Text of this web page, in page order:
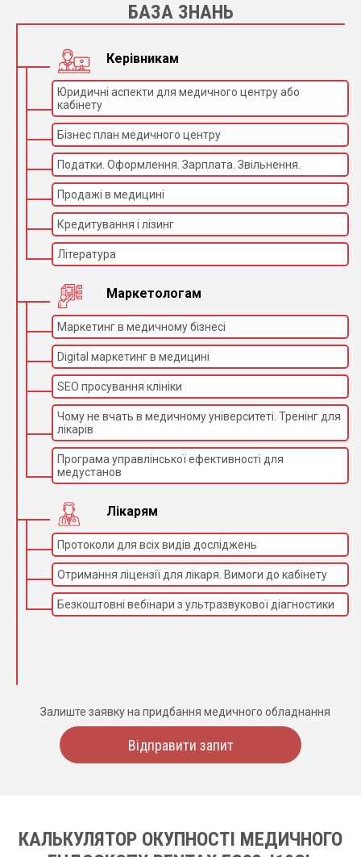
БАЗА ЗНАНЬ
Керівникам
Юридичні аспекти для медичного центру або
кабінету
Бізнес план медичного центру
Податки. Оформлення. Зарплата. Звільнення.
Продажі в медицині
Кредитування і лізинг
Література
Маркетологам
Маркетинг в медичному бізнесі
Digital маркетинг в медицині
SEO просування клініки
Чому не вчать в медичному університеті. Тренінг для
лікарів
Програма управлінської ефективності для
медустанов
Лікарям
Протоколи для всіх видів досліджень
Отримання ліцензії для лікаря. Вимоги до кабінету
Безкоштовні вебінари з ультразвукової діагностики
Залиште заявку на придбання медичного обладнання
Відправити запит
КАЛЬКУЛЯТОР ОКУПНОСТІ МЕДИЧНОГО